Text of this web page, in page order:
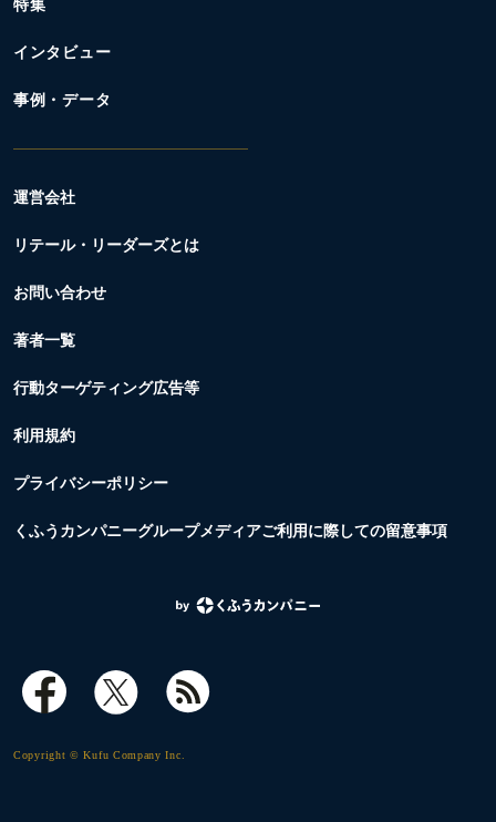
特集
インタビュー
事例・データ
運営会社
リテール・リーダーズとは
お問い合わせ
著者一覧
行動ターゲティング広告等
利用規約
プライバシーポリシー
くふうカンパニーグループメディアご利用に際しての留意事項
Copyright © Kufu Company Inc.